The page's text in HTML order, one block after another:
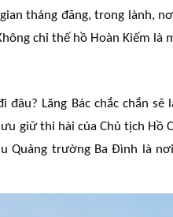
tháng đãng, trong lành,
chỉ thế hồ Hoàn Kiếm
đâu? Lăng Bác chắc chắn
giữ thi hài của Chủ tịch Hồ
Quảng trường Ba Đình là